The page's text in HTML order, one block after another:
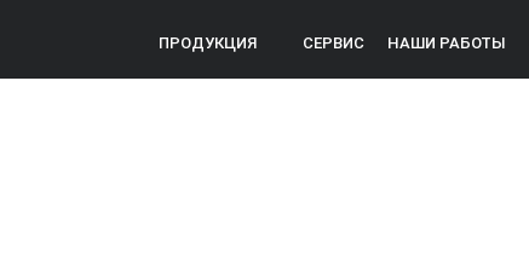
ПРОДУКЦИЯ СЕРВИС НАШИ РАБОТЫ